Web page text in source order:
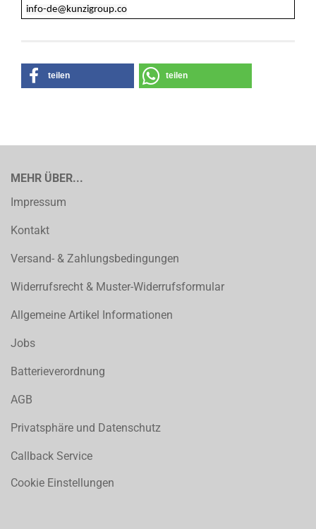
info-de@kunzigroup.co
teilen teilen
MEHR ÜBER...
Impressum
Kontakt
Versand- & Zahlungsbedingungen
Widerrufsrecht & Muster-Widerrufsformular
Allgemeine Artikel Informationen
Jobs
Batterieverordnung
AGB
Privatsphäre und Datenschutz
Callback Service
Cookie Einstellungen